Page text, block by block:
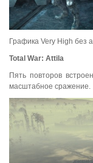
Графика Very High без
Total War: Attila
Пять повторов
масштабное сражение.